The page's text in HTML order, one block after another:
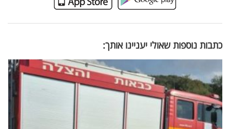
כתבות נוספות שאולי יעניינו אותך: